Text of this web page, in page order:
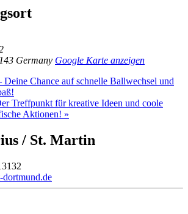
Germany Google Karte anzeigen
Deine Chance auf schnelle Ballwechsel und
Treffpunkt für kreative Ideen und coole
Aktionen! »
/ St. Martin